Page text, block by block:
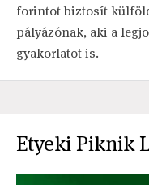
forintot biztosít
pályázónak, aki a
gyakorlatot is.
Etyeki Piknik